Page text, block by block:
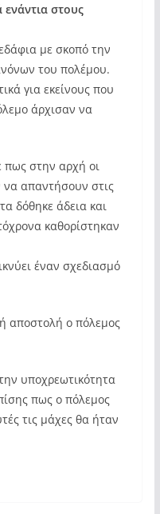
στους
με σκοπό την
του πολέμου.
για εκείνους που
άρχισαν να
πως στην αρχή οι
απαντήσουν στις
δόθηκε άδεια και
καθορίστηκαν
έναν σχεδιασμό
αποστολή ο πόλεμος
υποχρεωτικότητα
πως ο πόλεμος
τις μάχες θα ήταν